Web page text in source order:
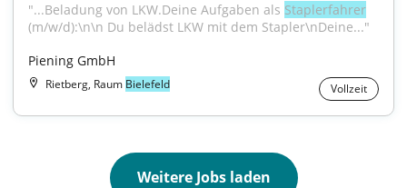
"...Beladung von LKW.Deine Aufgaben als Staplerfahrer
(m/w/d):\n\n Du belädst LKW mit dem Stapler\nDeine..."
Piening GmbH
Rietberg, Raum Bielefeld Vollzeit
Weitere Jobs laden